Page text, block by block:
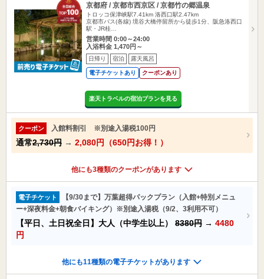
京都府 / 京都市西京区 / 京都竹の郷温泉
トロッコ保津峡駅7.41km 洛西口駅2.47km
京都市バス(各線) 境谷大橋停留所から徒歩1分、阪急洛西口
駅・JR桂…
営業時間 0:00～24:00
入浴料金 1,470円～
日帰り 宿泊 露天風呂
電子チケットあり クーポンあり
楽天トラベルの宿泊プランを見る
クーポン 入館料割引 ※別途入湯税100円
通常2,730円 → 2,080円（650円お得！）
他にも3種類のクーポンがあります
電子チケット
【9/30まで】万葉超得パックプラン（入館+特別メニュ
ー+深夜料金+朝食バイキング）※別途入湯税（9/2、3利用不可）
【平日、土日祝全日】大人（中学生以上） 8380円 → 4480
円
他にも11種類の電子チケットがあります